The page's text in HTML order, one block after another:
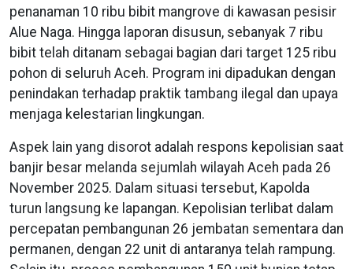
penanaman 10 ribu bibit mangrove di kawasan pesisir
Alue Naga. Hingga laporan disusun, sebanyak 7 ribu
bibit telah ditanam sebagai bagian dari target 125 ribu
pohon di seluruh Aceh. Program ini dipadukan dengan
penindakan terhadap praktik tambang ilegal dan upaya
menjaga kelestarian lingkungan.
Aspek lain yang disorot adalah respons kepolisian saat
banjir besar melanda sejumlah wilayah Aceh pada 26
November 2025. Dalam situasi tersebut, Kapolda
turun langsung ke lapangan. Kepolisian terlibat dalam
percepatan pembangunan 26 jembatan sementara dan
permanen, dengan 22 unit di antaranya telah rampung.